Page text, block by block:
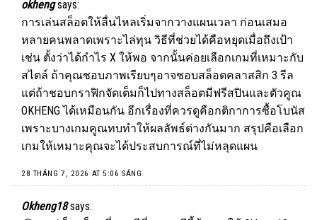
okheng says:
การเล่นสล็อตให้ลื่นไหลเริ่มจากวางแผนเวลา ก่อนเสมอ
หลายคนพลาดเพราะไล่ทุน วิธีที่ช่วยได้คือหยุดเมื่อถึงเป้า
เช่น ตั้งว่าได้กำไร X ให้พอ จากนั้นค่อยเลือกเกมที่เหมาะกับ
สไตล์ ถ้าคุณชอบภาพเรียบๆอาจชอบสล็อตคลาสสิก 3 รีล
แต่ถ้าชอบกราฟิกจัดเต็มก็ไปทางสล็อตมีฟรีสปินและตัวคูณ
OKHENGได้เหมือนกัน อีกเรื่องที่ควรดูคือกติกาการซื้อโบนัส
เพราะบางเกมคูณทบทำให้ผลลัพธ์ต่างกันมาก สรุปคือเลือก
เกมให้เหมาะคุณจะได้ประสบการณ์ที่ไม่หลุดแผน
28 THÁNG 7, 2026 AT 5:06 SÁNG
Okheng18 says: